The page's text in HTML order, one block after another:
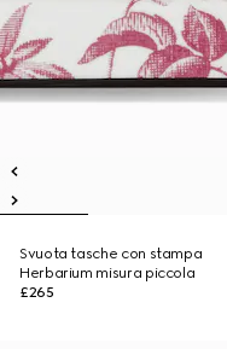
Svuota tasche con stampa
Herbarium misura piccola
£265